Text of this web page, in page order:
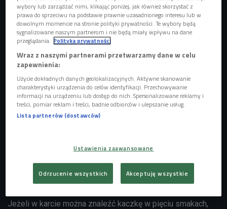
Czwórki zauważa na etapie wyboru surowizny, jak i
podczas przyrządzania dań.
W ocenie lokalu oferującego chińskie specjały poleca
rodzajów mięs może zostać podanych z tym samym
sosem, to nie jest to dobry znak – przekonuje.
Chi Li radzi także unikać wyboru wszelkich dań, które
podawane są sosem pomarańczowym. Jak tłumaczy, w
skład tego dodatku wchodzi glutaminian sodu oraz wiele
ponieważ gwarantuje intensywny smak. Nie jest on jednak
Co więcej, gość Romka Wójcika sugeruje, aby unikać
Jeżeli w karcie można znaleźć kaczkę w pięciu smakach,
wybory lub zarządzać nimi, klikając poniżej, jak również skorzystać z
prawa do sprzeciwu na podstawie prawnie uzasadnionego interesu lub w
dowolnym momencie na stronie polityki prywatności. Te wybory będą
sygnalizowane naszym partnerom i nie będą miały wpływu na dane
przeglądania. Polityka prywatności
Wraz z naszymi partnerami przetwarzamy dane w celu
zapewnienia:
Użycie dokładnych danych geolokalizacyjnych. Aktywne skanowanie
charakterystyki urządzenia do celów identyfikacji. Przechowywanie
informacji na urządzeniu lub dostęp do nich. Spersonalizowane reklamy i
treści, pomiar reklam i treści, badnie odbiorców i ulepszanie usług.
Lista partnerów (dostawców)
Ustawienia zaawansowane
Odrzucenie wszystkich Akceptuję wszystkie